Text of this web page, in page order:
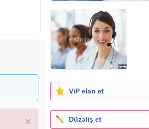
×
ViP elan et
Düzəliş et